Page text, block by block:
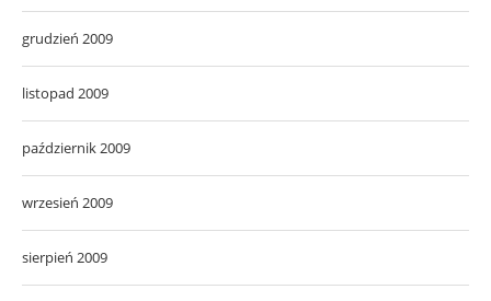
grudzień 2009
listopad 2009
październik 2009
wrzesień 2009
sierpień 2009